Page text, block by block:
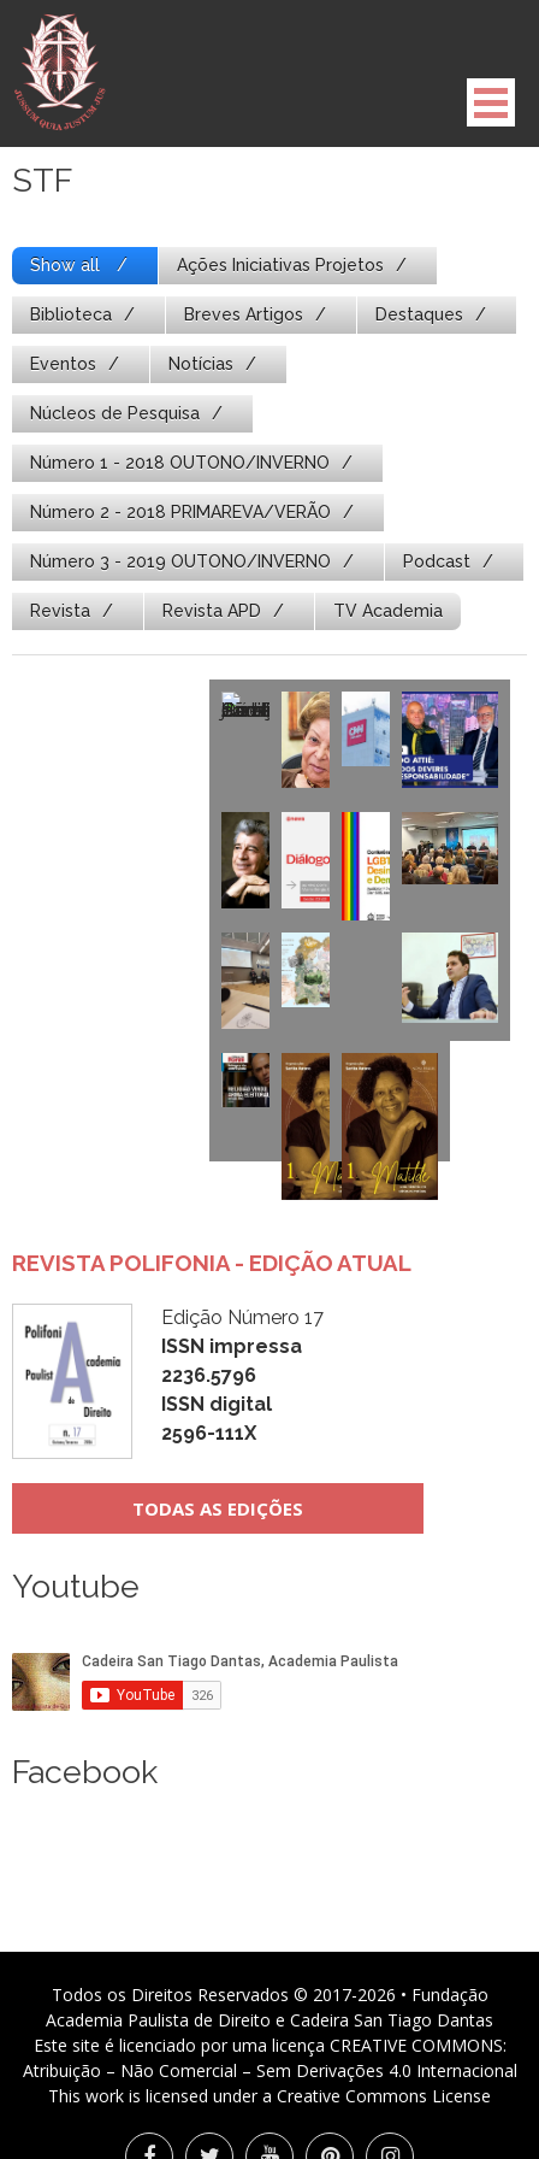
para
conteúdo
STF
Show all Ações Iniciativas Projetos
Biblioteca Breves Artigos Destaques
Eventos Notícias
Núcleos de Pesquisa
Número 1 - 2018 OUTONO/INVERNO
Número 2 - 2018 PRIMAREVA/VERÃO
Número 3 - 2019 OUTONO/INVERNO Podcast
Revista Revista APD TV Academia
REVISTA POLIFONIA - EDIÇÃO ATUAL
Edição Número 17
ISSN impressa
2236.5796
ISSN digital
2596-111X
TODAS AS EDIÇÕES
Youtube
Facebook
Todos os Direitos Reservados © 2017-2026 • Fundação
Academia Paulista de Direito e Cadeira San Tiago Dantas
Este site é licenciado por uma licença CREATIVE COMMONS:
Atribuição – Não Comercial – Sem Derivações 4.0 Internacional
This work is licensed under a Creative Commons License